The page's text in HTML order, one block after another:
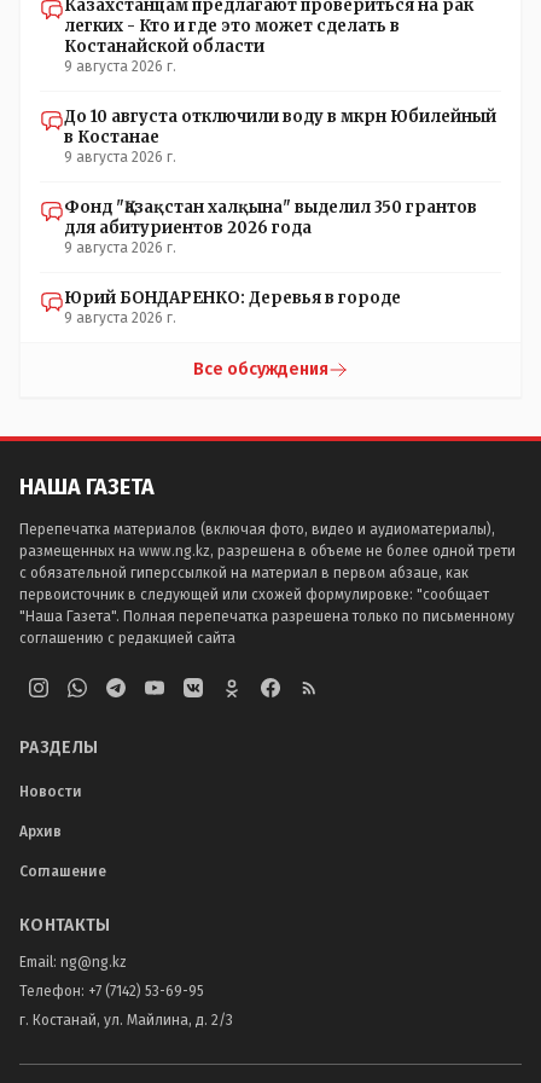
Казахстанцам предлагают провериться на рак
легких - Кто и где это может сделать в
Костанайской области
9 августа 2026 г.
До 10 августа отключили воду в мкрн Юбилейный
в Костанае
9 августа 2026 г.
Фонд "Қазақстан халқына" выделил 350 грантов
для абитуриентов 2026 года
9 августа 2026 г.
Юрий БОНДАРЕНКО: Деревья в городе
9 августа 2026 г.
Все обсуждения
НАША ГАЗЕТА
Перепечатка материалов (включая фото, видео и аудиоматериалы),
размещенных на www.ng.kz, разрешена в объеме не более одной трети
с обязательной гиперссылкой на материал в первом абзаце, как
первоисточник в следующей или схожей формулировке: "сообщает
"Наша Газета". Полная перепечатка разрешена только по письменному
соглашению с редакцией сайта
РАЗДЕЛЫ
Новости
Архив
Соглашение
КОНТАКТЫ
Email: ng@ng.kz
Телефон: +7 (7142) 53-69-95
г. Костанай, ул. Майлина, д. 2/3